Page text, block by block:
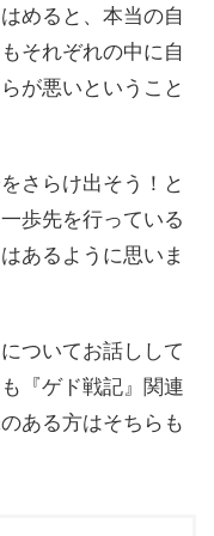
めると、本当の自
それぞれの中に自
が悪いということ
さらけ出そう！と
歩先を行っている
あるように思いま
ついてお話しして
『ゲド戦記』関連
ある方はそちらも